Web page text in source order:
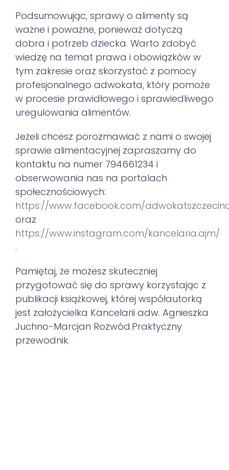
Podsumowując, sprawy o alimenty są
ważne i poważne, ponieważ dotyczą
dobra i potrzeb dziecka. Warto zdobyć
wiedzę na temat prawa i obowiązków w
tym zakresie oraz skorzystać z pomocy
profesjonalnego adwokata, który pomoże
w procesie prawidłowego i sprawiedliwego
uregulowania alimentów.
Jeżeli chcesz porozmawiać z nami o swojej
sprawie alimentacyjnej zapraszamy do
kontaktu na numer 794661234 i
obserwowania nas na portalach
społecznościowych:
https://www.facebook.com/
oraz
https://www.instagram.com/kancelaria.ajm/
.
Pamiętaj, że możesz skuteczniej
przygotować się do sprawy korzystając z
publikacji książkowej, której współautorką
jest założycielka Kancelarii adw. Agnieszka
Juchno-Marcjan Rozwód.Praktyczny
przewodnik.